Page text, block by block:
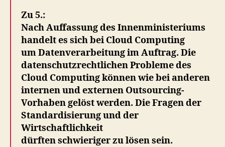
Zu 5.:
Nach Auffassung des Innenministeriums
handelt es sich bei Cloud Computing
um Datenverarbeitung im Auftrag. Die
datenschutzrechtlichen Probleme des
Cloud Computing können wie bei anderen
internen und externen Outsourcing-
Vorhaben gelöst werden. Die Fragen der
Standardisierung und der
Wirtschaftlichkeit
dürften schwieriger zu lösen sein.